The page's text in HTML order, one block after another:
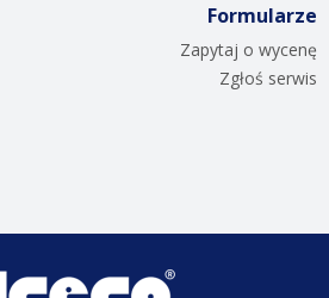
Formularze
Zapytaj o wycenę
Zgłoś serwis